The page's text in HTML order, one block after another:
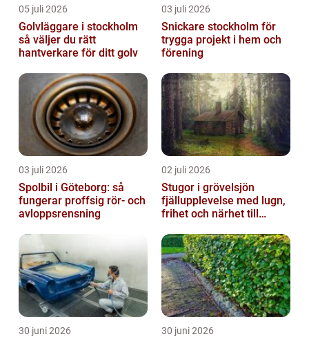
05 juli 2026
Golvläggare i stockholm
så väljer du rätt
hantverkare för ditt golv
03 juli 2026
Snickare stockholm för
trygga projekt i hem och
förening
03 juli 2026
Spolbil i Göteborg: så
fungerar proffsig rör- och
avloppsrensning
02 juli 2026
Stugor i grövelsjön
fjällupplevelse med lugn,
frihet och närhet till
30 juni 2026 30 juni 2026